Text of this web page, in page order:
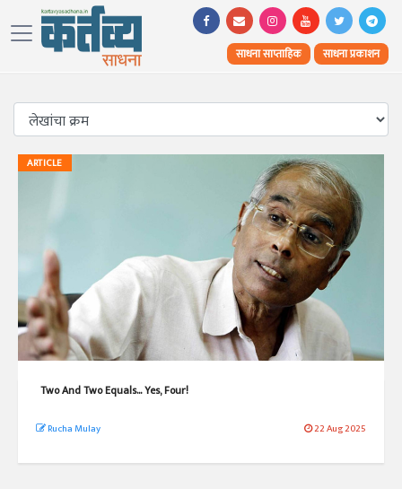
साधना साप्ताहिक साधना प्रकाशन
ARTICLE
Two And Two Equals... Yes, Four!
Rucha Mulay 22 Aug 2025